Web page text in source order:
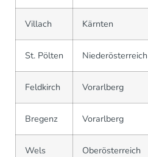
Villach Kärnten
St. Pölten Niederösterreich
Feldkirch Vorarlberg
Bregenz Vorarlberg
Wels Oberösterreich